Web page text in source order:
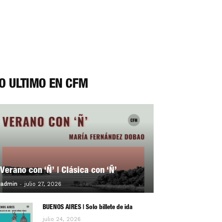
ÚLTIMO EN CFM
Verano con ‘Ñ’ | Clásica con ‘Ñ’
admin - julio 27, 2026 0
BUENOS AIRES | Solo billete de ida
julio 24, 2026